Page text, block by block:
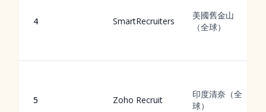
4 SmartRecruiters
美國舊金山
（全球）
5 Zoho Recruit
印度清奈（全
球）